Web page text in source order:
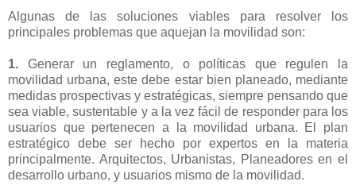
Algunas de las soluciones viables para resolver los
principales problemas que aquejan la movilidad son:
1. Generar un reglamento, o políticas que regulen la
movilidad urbana, este debe estar bien planeado, mediante
medidas prospectivas y estratégicas, siempre pensando que
sea viable, sustentable y a la vez fácil de responder para los
usuarios que pertenecen a la movilidad urbana. El plan
estratégico debe ser hecho por expertos en la materia
principalmente. Arquitectos, Urbanistas, Planeadores en el
desarrollo urbano, y usuarios mismo de la movilidad.